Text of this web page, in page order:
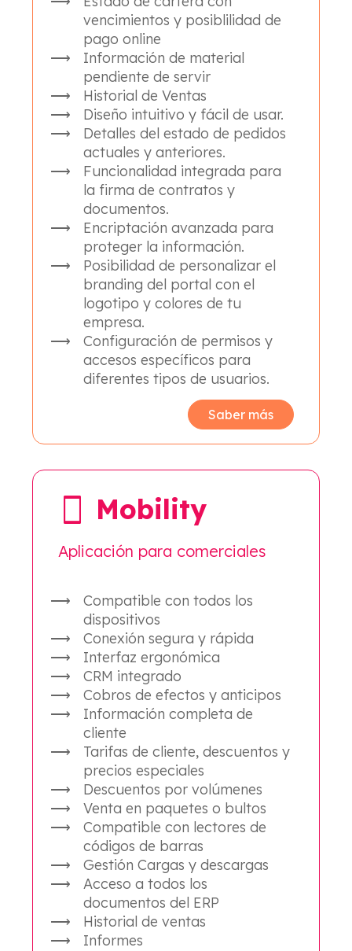
vencimientos y posiblilidad de
pago online
Información de material
pendiente de servir
Historial de Ventas
Diseño intuitivo y fácil de usar.
Detalles del estado de pedidos
actuales y anteriores.
Funcionalidad integrada para
la firma de contratos y
documentos.
Encriptación avanzada para
proteger la información.
Posibilidad de personalizar el
branding del portal con el
logotipo y colores de tu
empresa.
Configuración de permisos y
accesos específicos para
diferentes tipos de usuarios.
Saber más
Mobility
Aplicación para comerciales
Compatible con todos los
dispositivos
Conexión segura y rápida
Interfaz ergonómica
CRM integrado
Cobros de efectos y anticipos
Información completa de
cliente
Tarifas de cliente, descuentos y
precios especiales
Descuentos por volúmenes
Venta en paquetes o bultos
Compatible con lectores de
códigos de barras
Gestión Cargas y descargas
Acceso a todos los
documentos del ERP
Historial de ventas
Informes